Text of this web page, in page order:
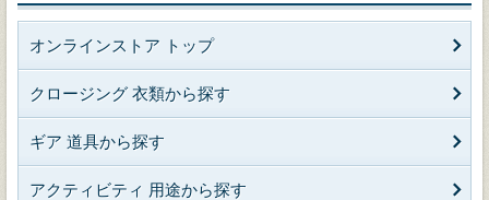
オンラインストア トップ
クロージング 衣類から探す
ギア 道具から探す
アクティビティ 用途から探す